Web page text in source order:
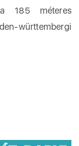
185 méteres